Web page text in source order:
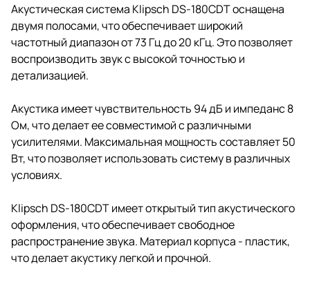
Акустическая система Klipsch DS-180CDT оснащена
двумя полосами, что обеспечивает широкий
частотный диапазон от 73 Гц до 20 кГц. Это позволяет
воспроизводить звук с высокой точностью и
детализацией.
Акустика имеет чувствительность 94 дБ и импеданс 8
Ом, что делает ее совместимой с различными
усилителями. Максимальная мощность составляет 50
Вт, что позволяет использовать систему в различных
условиях.
Klipsch DS-180CDT имеет открытый тип акустического
оформления, что обеспечивает свободное
распространение звука. Материал корпуса - пластик,
что делает акустику легкой и прочной.